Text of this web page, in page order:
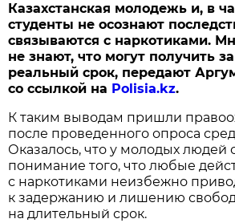
Казахстанская молодежь и, в
студенты не осознают
связываются с наркотиками.
не знают, что могут получить
реальный срок, передают
со ссылкой на Polisia.kz.
К таким выводам пришли
после проведенного опроса
Оказалось, что у молодых людей
понимание того, что любые
с наркотиками неизбежно
к задержанию и лишению
на длительный срок.